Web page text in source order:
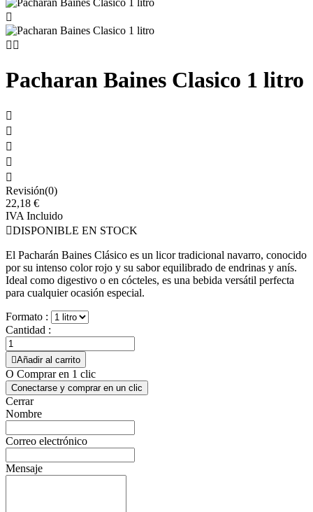

 
Pacharan Baines Clasico 1 litro





Revisión(0)
22,18 €
IVA Incluido
DISPONIBLE EN STOCK
El Pacharán Baines Clásico es un licor tradicional navarro, conocido
por su intenso color rojo y su sabor equilibrado de endrinas y anís.
Ideal como digestivo o en cócteles, es una bebida versátil perfecta
para cualquier ocasión especial.
Formato :
Cantidad :
Añadir al carrito
O Comprar en 1 clic
Conectarse y comprar en un clic
Cerrar
Nombre
Correo electrónico
Mensaje